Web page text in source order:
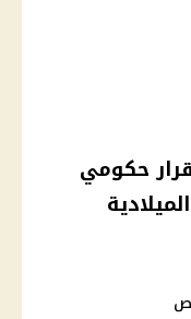
500 جنيه بقرار حكومي